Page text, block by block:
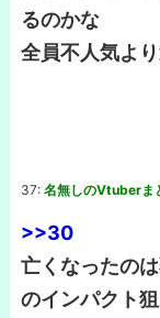
るのかな
全員不人気よ
37: 名無しのVtuberま
>>30
亡くなったの
のインパクト